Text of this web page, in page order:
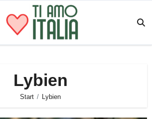
Lybien
Start Lybien